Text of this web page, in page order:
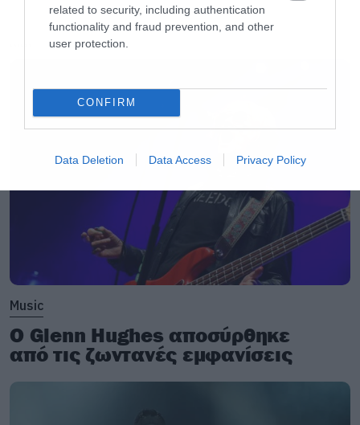
related to security, including authentication
functionality and fraud prevention, and other
user protection.
CONFIRM
Data Deletion Data Access Privacy Policy
Music
Ο Glenn Hughes αποσύρθηκε
από τις ζωντανές εμφανίσεις